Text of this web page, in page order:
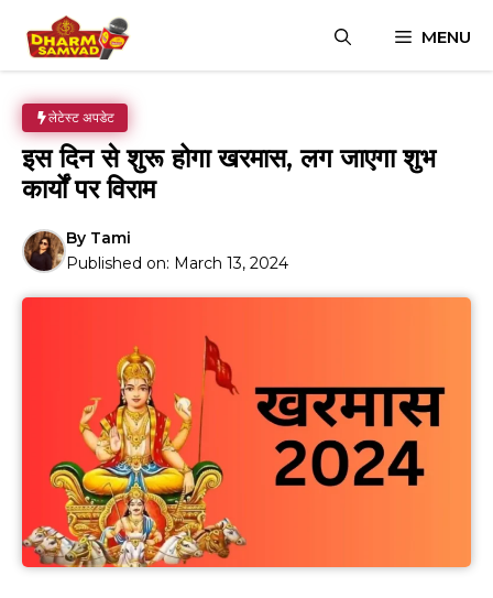
content
MENU
लेटेस्ट अपडेट
इस दिन से शुरू होगा खरमास, लग जाएगा शुभ
कार्यों पर विराम
By Tami
Published on: March 13, 2024